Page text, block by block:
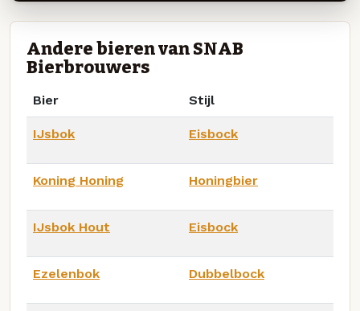
Andere bieren van SNAB
Bierbrouwers
Bier Stijl
IJsbok Eisbock
Koning Honing Honingbier
IJsbok Hout Eisbock
Ezelenbok Dubbelbock